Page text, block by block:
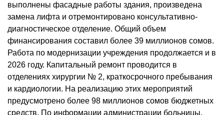
выполнены фасадные работы здания, произведена
замена лифта и отремонтировано консультативно-
диагностическое отделение. Общий объем
финансирования составил более 39 миллионов сомов.
Работа по модернизации учреждения продолжается и в
2026 году. Капитальный ремонт проводится в
отделениях хирургии № 2, краткосрочного пребывания
и кардиологии. На реализацию этих мероприятий
предусмотрено более 98 миллионов сомов бюджетных
средств. По информации администрации больницы,